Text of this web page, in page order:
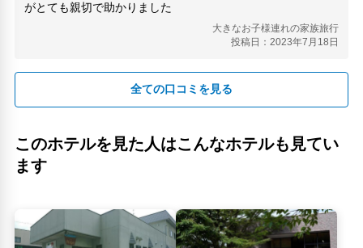
がとても親切で助かりました
大きなお子様連れの家族旅行
投稿日：2023年7月18日
全ての口コミを見る
このホテルを見た人はこんなホテルも見てい
ます